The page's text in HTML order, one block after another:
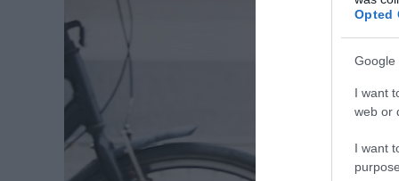
Opted
Google
I want
web or
I want